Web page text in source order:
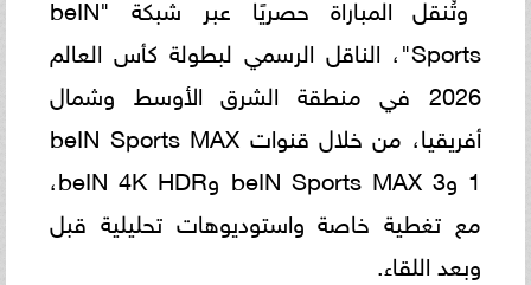
Sports"، الناقل الرسمي لبطولة كأس العالم
2026 في منطقة الشرق الأوسط وشمال
أفريقيا، من خلال قنوات beIN Sports MAX
1 وbeIN Sports MAX 3 وbeIN 4K HDR،
مع تغطية خاصة واستوديوهات تحليلية قبل
وبعد اللقاء.